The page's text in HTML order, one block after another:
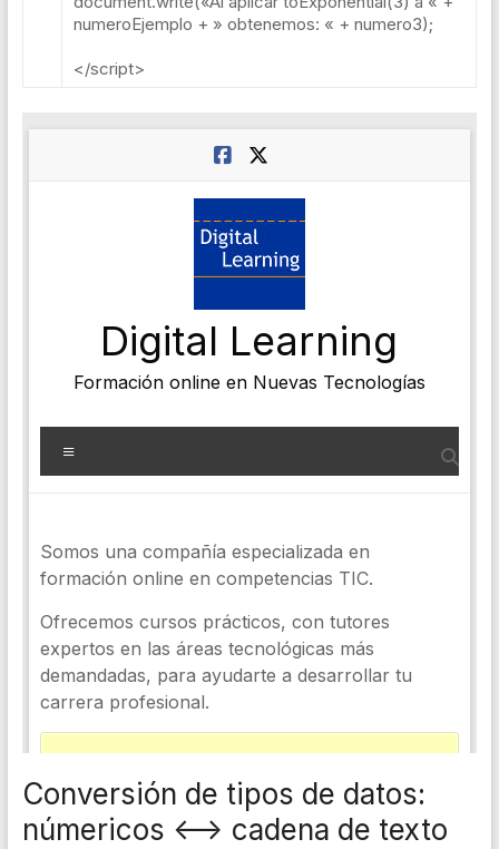
numeroEjemplo + » obtenemos: « + numero3);
</script>
Conversión de tipos de datos:
númericos <–> cadena de texto